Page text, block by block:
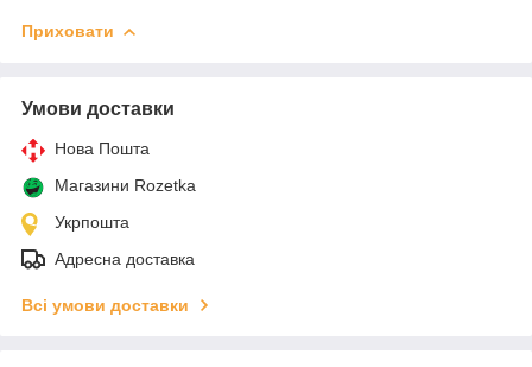
Приховати
Умови доставки
Нова Пошта
Магазини Rozetka
Укрпошта
Адресна доставка
Всі умови доставки